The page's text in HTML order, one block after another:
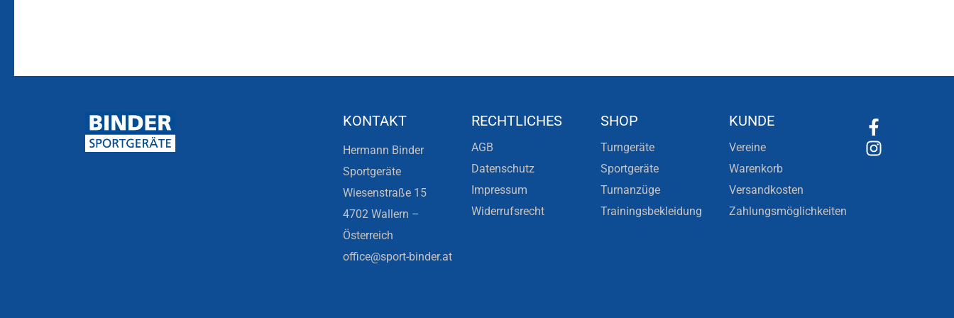
KONTAKT
Hermann Binder
Sportgeräte
Wiesenstraße 15
4702 Wallern –
Österreich
office@sport-binder.at
RECHTLICHES
AGB
Datenschutz
Impressum
Widerrufsrecht
SHOP
Turngeräte
Sportgeräte
Turnanzüge
Trainingsbekleidung
KUNDE
Vereine
Warenkorb
Versandkosten
Zahlungsmöglichkeiten